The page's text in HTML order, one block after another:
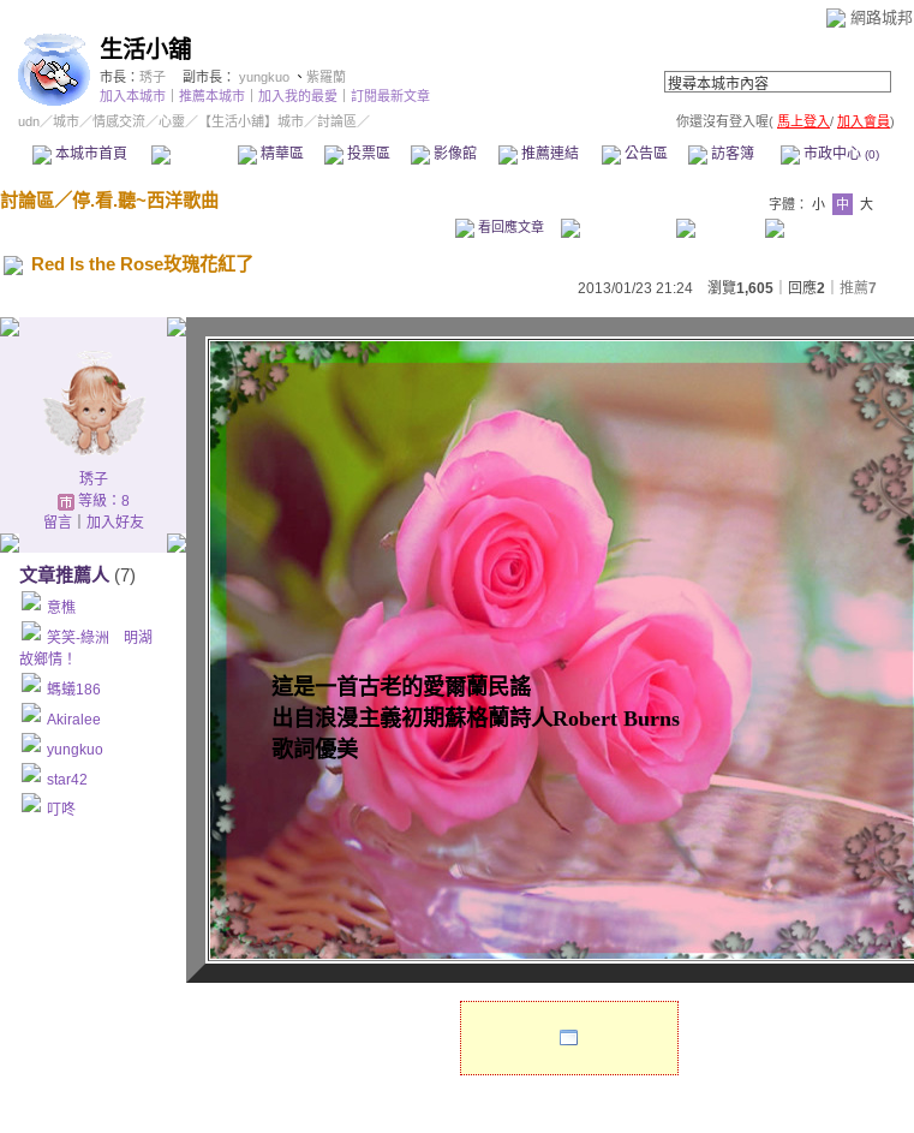
網路城邦
生活小舖
市長： 琇子 副市長： yungkuo 、 紫羅蘭
加入本城市
推薦本城市 加入我的最愛
訂閱最新文章
udn／城市／情感交流／心靈 ／ 【生活小舖】城市／討論區／ 你還沒有登入喔( 馬上登入/ 加入會員)
本城市首頁 精華區 投票區 影像館 推薦連結 公告區 訪客簿 市政中心 (0)
討論區／停.看.聽~西洋歌曲 字體： 小 中
大
看回應文章
Red Is the Rose玫瑰花紅了
2013/01/23 21:24 瀏覽1,605 ｜回應2 推薦7
琇子
等級：8
留言｜ 加入好友
文章推薦人 (7)
意樵
笑笑-綠洲 明湖
故鄉情！
螞蟻186
Akiralee
yungkuo
star42
叮咚
這是一首古老的愛爾蘭民謠
出自浪漫主義初期蘇格蘭詩人Robert Burns
歌詞優美
人人都能朗朗上口
聽日籍歌手藤田惠美唱的
令人如痴如醉
Red Is the Rose
玫瑰花紅了
歌手：藤田惠美
Red is the rose in yonder garden grows
長在遠方花園裡的紅玫瑰開了